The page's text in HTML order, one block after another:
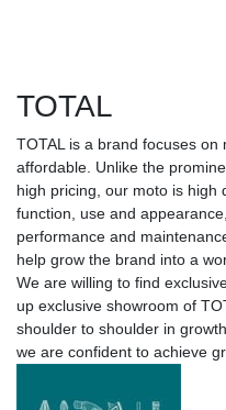
TOTAL
TOTAL is a brand focuses
affordable. Unlike the
high pricing, our moto is high
function, use and
performance and
help grow the brand into a
We are willing to find
up exclusive showroom of
shoulder to shoulder in
we are confident to achieve